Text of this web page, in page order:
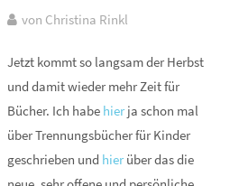
von Christina Rinkl
Jetzt kommt so langsam der Herbst
und damit wieder mehr Zeit für
Bücher. Ich habe hier ja schon mal
über Trennungsbücher für Kinder
geschrieben und hier über das die